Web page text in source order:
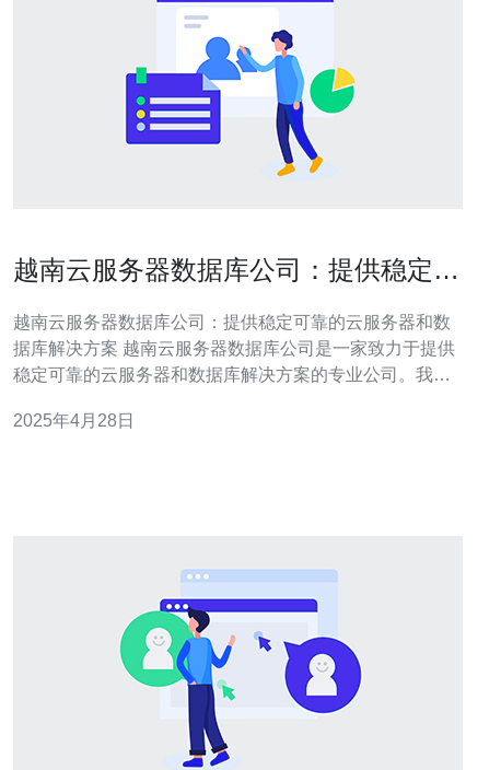
越南云服务器数据库公司：提供稳定可
越南云服务器数据库公司：提供稳定可靠的云服务器和数
据库解决方案 越南云服务器数据库公司是一家致力于提供
稳定可靠的云服务器和数据库解决方案的专业公司。我们
效、安全、可扩展的云服务器和数据库服务。 我们的云服
2025年4月28日